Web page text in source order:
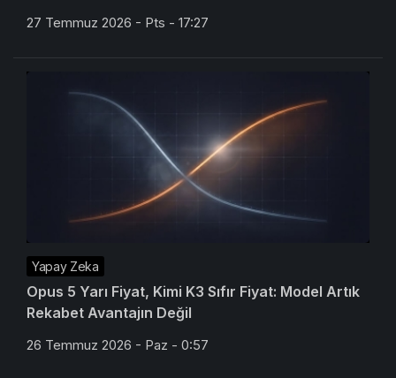
27 Temmuz 2026 - Pts - 17:27
Yapay Zeka
Opus 5 Yarı Fiyat, Kimi K3 Sıfır Fiyat: Model Artık
Rekabet Avantajın Değil
26 Temmuz 2026 - Paz - 0:57